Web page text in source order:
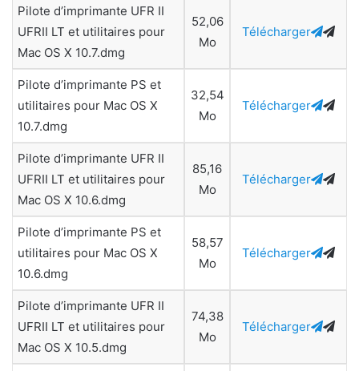
Pilote d’imprimante UFR II
UFRII LT et utilitaires pour
Mac OS X 10.7.dmg
52,06
Mo
Télécharger
Pilote d’imprimante PS et
utilitaires pour Mac OS X
10.7.dmg
32,54
Mo
Télécharger
Pilote d’imprimante UFR II
UFRII LT et utilitaires pour
Mac OS X 10.6.dmg
85,16
Mo
Télécharger
Pilote d’imprimante PS et
utilitaires pour Mac OS X
10.6.dmg
58,57
Mo
Télécharger
Pilote d’imprimante UFR II
UFRII LT et utilitaires pour
Mac OS X 10.5.dmg
74,38
Mo
Télécharger